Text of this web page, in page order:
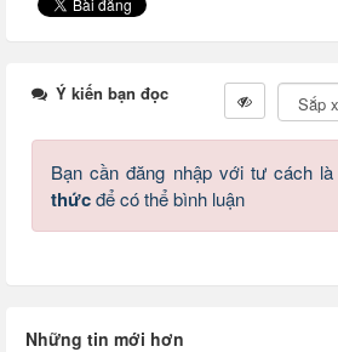
Ý kiến bạn đọc
Bạn cần đăng nhập với tư cách là
thứcđể có thể bình luận
Những tin mới hơn